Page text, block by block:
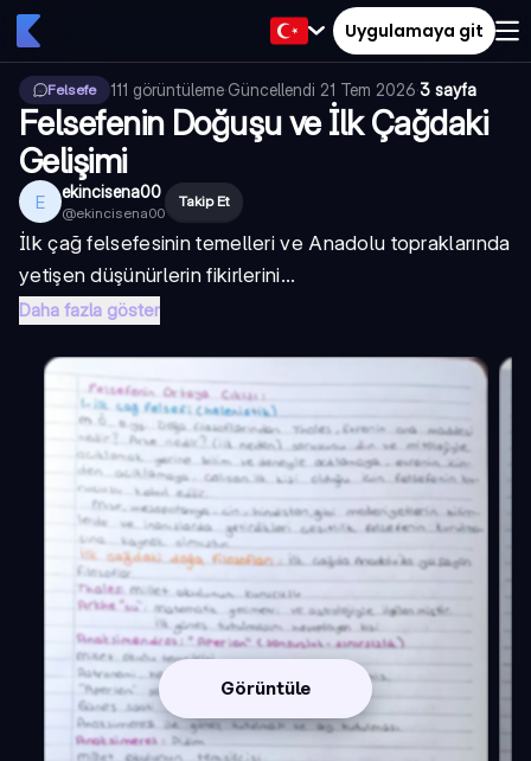
Uygulamaya git
Felsefe 111 görüntüleme·Güncellendi 21 Tem 2026·3 sayfa
Felsefenin Doğuşu ve İlk Çağdaki
Gelişimi
E ekincisena00
@ekincisena00
Takip Et
İlk çağ felsefesinin temelleri ve Anadolu topraklarında
yetişen düşünürlerin fikirlerini...
Daha fazla göster
Görüntüle